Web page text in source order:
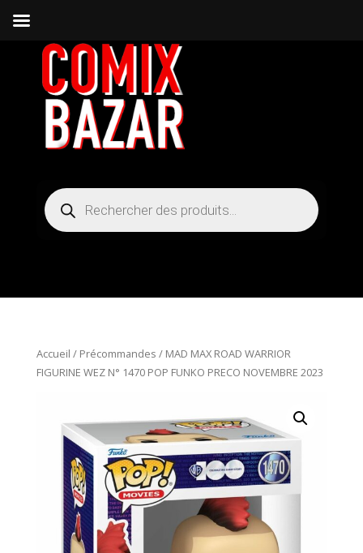
Recherche
de
produits
Accueil / Précommandes / MAD MAX ROAD WARRIOR
FIGURINE WEZ N° 1470 POP FUNKO PRECO NOVEMBRE 2023